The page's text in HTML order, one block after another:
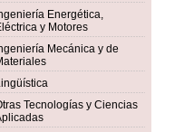
Energética,
y Motores
Mecánica y de
Tecnologías y Ciencias